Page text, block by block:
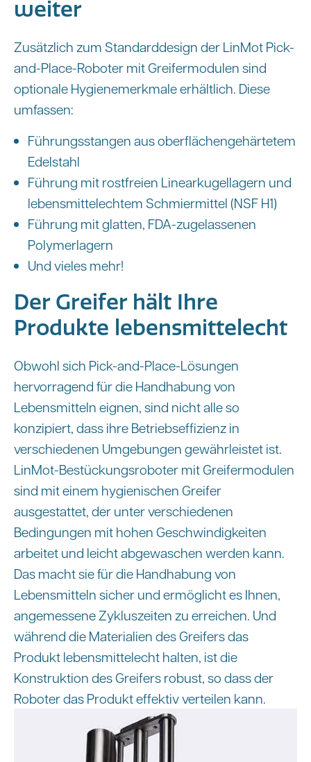
weiter
Zusätzlich zum Standarddesign der LinMot Pick-
and-Place-Roboter mit Greifermodulen sind
optionale Hygienemerkmale erhältlich. Diese
umfassen:
Führungsstangen aus oberflächengehärtetem
Edelstahl
Führung mit rostfreien Linearkugellagern und
lebensmittelechtem Schmiermittel (NSF H1)
Führung mit glatten, FDA-zugelassenen
Polymerlagern
Und vieles mehr!
Der Greifer hält Ihre
Produkte lebensmittelecht
Obwohl sich Pick-and-Place-Lösungen
hervorragend für die Handhabung von
Lebensmitteln eignen, sind nicht alle so
konzipiert, dass ihre Betriebseffizienz in
verschiedenen Umgebungen gewährleistet ist.
LinMot-Bestückungsroboter mit Greifermodulen
sind mit einem hygienischen Greifer
ausgestattet, der unter verschiedenen
Bedingungen mit hohen Geschwindigkeiten
arbeitet und leicht abgewaschen werden kann.
Das macht sie für die Handhabung von
Lebensmitteln sicher und ermöglicht es Ihnen,
angemessene Zykluszeiten zu erreichen. Und
während die Materialien des Greifers das
Produkt lebensmittelecht halten, ist die
Konstruktion des Greifers robust, so dass der
Roboter das Produkt effektiv verteilen kann.